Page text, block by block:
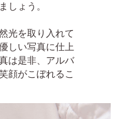
しょう。
光を取り入れて
しい写真に仕上
は是非、アルバ
顔がこぼれるこ